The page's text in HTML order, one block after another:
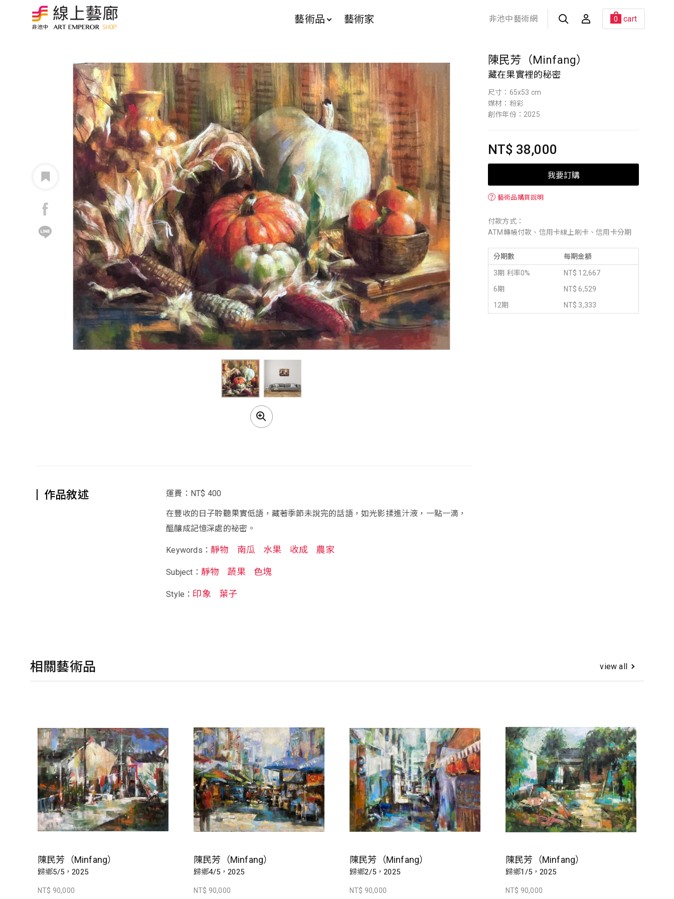
藝術品 藝術家 非池中藝術網 0 cart
陳民芳（Minfang）
藏在果實裡的秘密
尺寸：65x53 cm
媒材：粉彩
創作年份：2025
NT$ 38,000
我要訂購
？ 藝術品購買說明
付款方式：
ATM轉帳付款、信用卡線上刷卡、信用卡分期
分期數 每期金額
3期 利率0%
NT$ 12,667
6期
NT$ 6,529
12期
NT$ 3,333
作品敘述 運費：NT$ 400
在豐收的日子聆聽果實低語，藏著季節未說完的話語，如光影揉進汁液，一點一滴，
醞釀成記憶深處的祕密。
Keywords：靜物 南瓜 水果 收成 農家
Subject： 靜物 蔬果 色塊
Style：印象 葉子
相關藝術品 view all
陳民芳（Minfang）
歸鄉5/5，2025
NT$ 90,000
陳民芳（Minfang）
歸鄉4/5，2025
NT$ 90,000
陳民芳（Minfang）
歸鄉2/5，2025
NT$ 90,000
陳民芳（Minfang）
歸鄉1/5，2025
NT$ 90,000